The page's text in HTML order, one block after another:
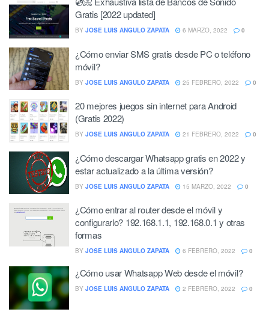
Gratis [2022 updated]
BY JOSE LUIS ANGULO ZAPATA 6 MARZO, 2022 0
¿Cómo enviar SMS gratis desde PC o teléfono
móvil?
BY JOSE LUIS ANGULO ZAPATA 25 FEBRERO, 2022 0
20 mejores juegos sin internet para Android
(Gratis 2022)
BY JOSE LUIS ANGULO ZAPATA 21 FEBRERO, 2022 0
¿Cómo descargar Whatsapp gratis en 2022 y
estar actualizado a la última versión?
BY JOSE LUIS ANGULO ZAPATA 15 MARZO, 2022 0
¿Cómo entrar al router desde el móvil y
configurarlo? 192.168.1.1, 192.168.0.1 y otras
formas
BY JOSE LUIS ANGULO ZAPATA 6 FEBRERO, 2022 0
¿Cómo usar Whatsapp Web desde el móvil?
BY JOSE LUIS ANGULO ZAPATA 2 FEBRERO, 2022 0